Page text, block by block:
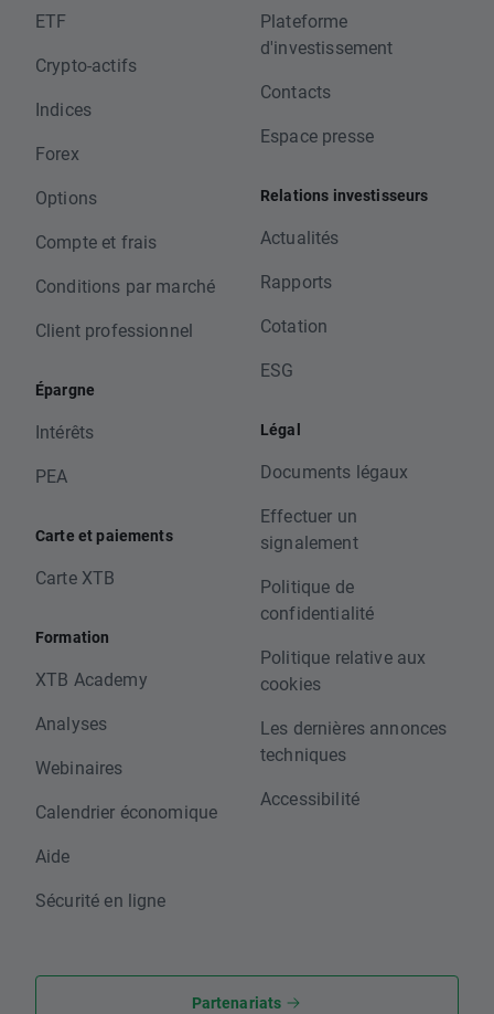
ETF
Crypto-actifs
Indices
Forex
Options
Compte et frais
Conditions par marché
Client professionnel
Épargne
Intérêts
PEA
Carte et paiements
Carte XTB
Formation
XTB Academy
Analyses
Webinaires
Calendrier économique
Aide
Sécurité en ligne
Plateforme
d'investissement
Contacts
Espace presse
Relations investisseurs
Actualités
Rapports
Cotation
ESG
Légal
Documents légaux
Effectuer un
signalement
Politique de
confidentialité
Politique relative aux
cookies
Les dernières annonces
techniques
Accessibilité
Partenariats